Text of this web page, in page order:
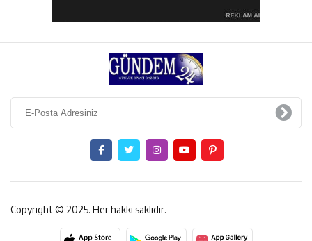
Copyright © 2025. Her hakkı saklıdır.